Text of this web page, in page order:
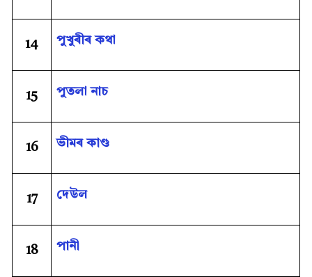
14 পুখুৰীৰ কথা
15 পুতলা নাচ
16 ভীমৰ কাণ্ড
17 দেউল
18 পানী